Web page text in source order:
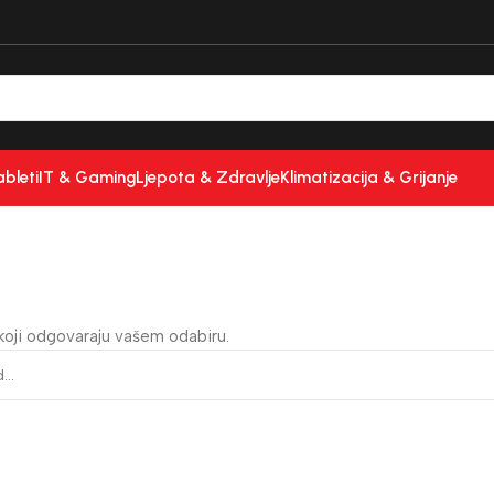
IT & GamingLjepota & ZdravljeKlimatizacija & Grijanje
odgovaraju vašem odabiru.